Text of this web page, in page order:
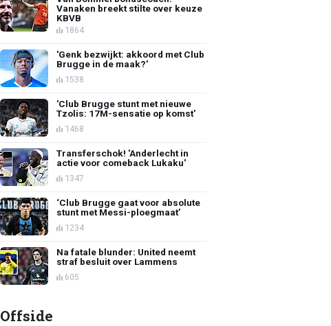
Vanaken breekt stilte over keuze
KBVB
1864
'Genk bezwijkt: akkoord met Club
Brugge in de maak?'
1538
'Club Brugge stunt met nieuwe
Tzolis: 17M-sensatie op komst'
1468
Transferschok! 'Anderlecht in
actie voor comeback Lukaku'
1347
‘Club Brugge gaat voor absolute
stunt met Messi-ploegmaat’
1234
Na fatale blunder: United neemt
straf besluit over Lammens
605
Offside